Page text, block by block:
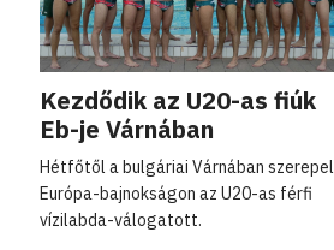
Kezdődik az U20-as fiúk
Eb-je Várnában
Hétfőtől a bulgáriai Várnában szerepel
Európa-bajnokságon az U20-as férfi
vízilabda-válogatott.